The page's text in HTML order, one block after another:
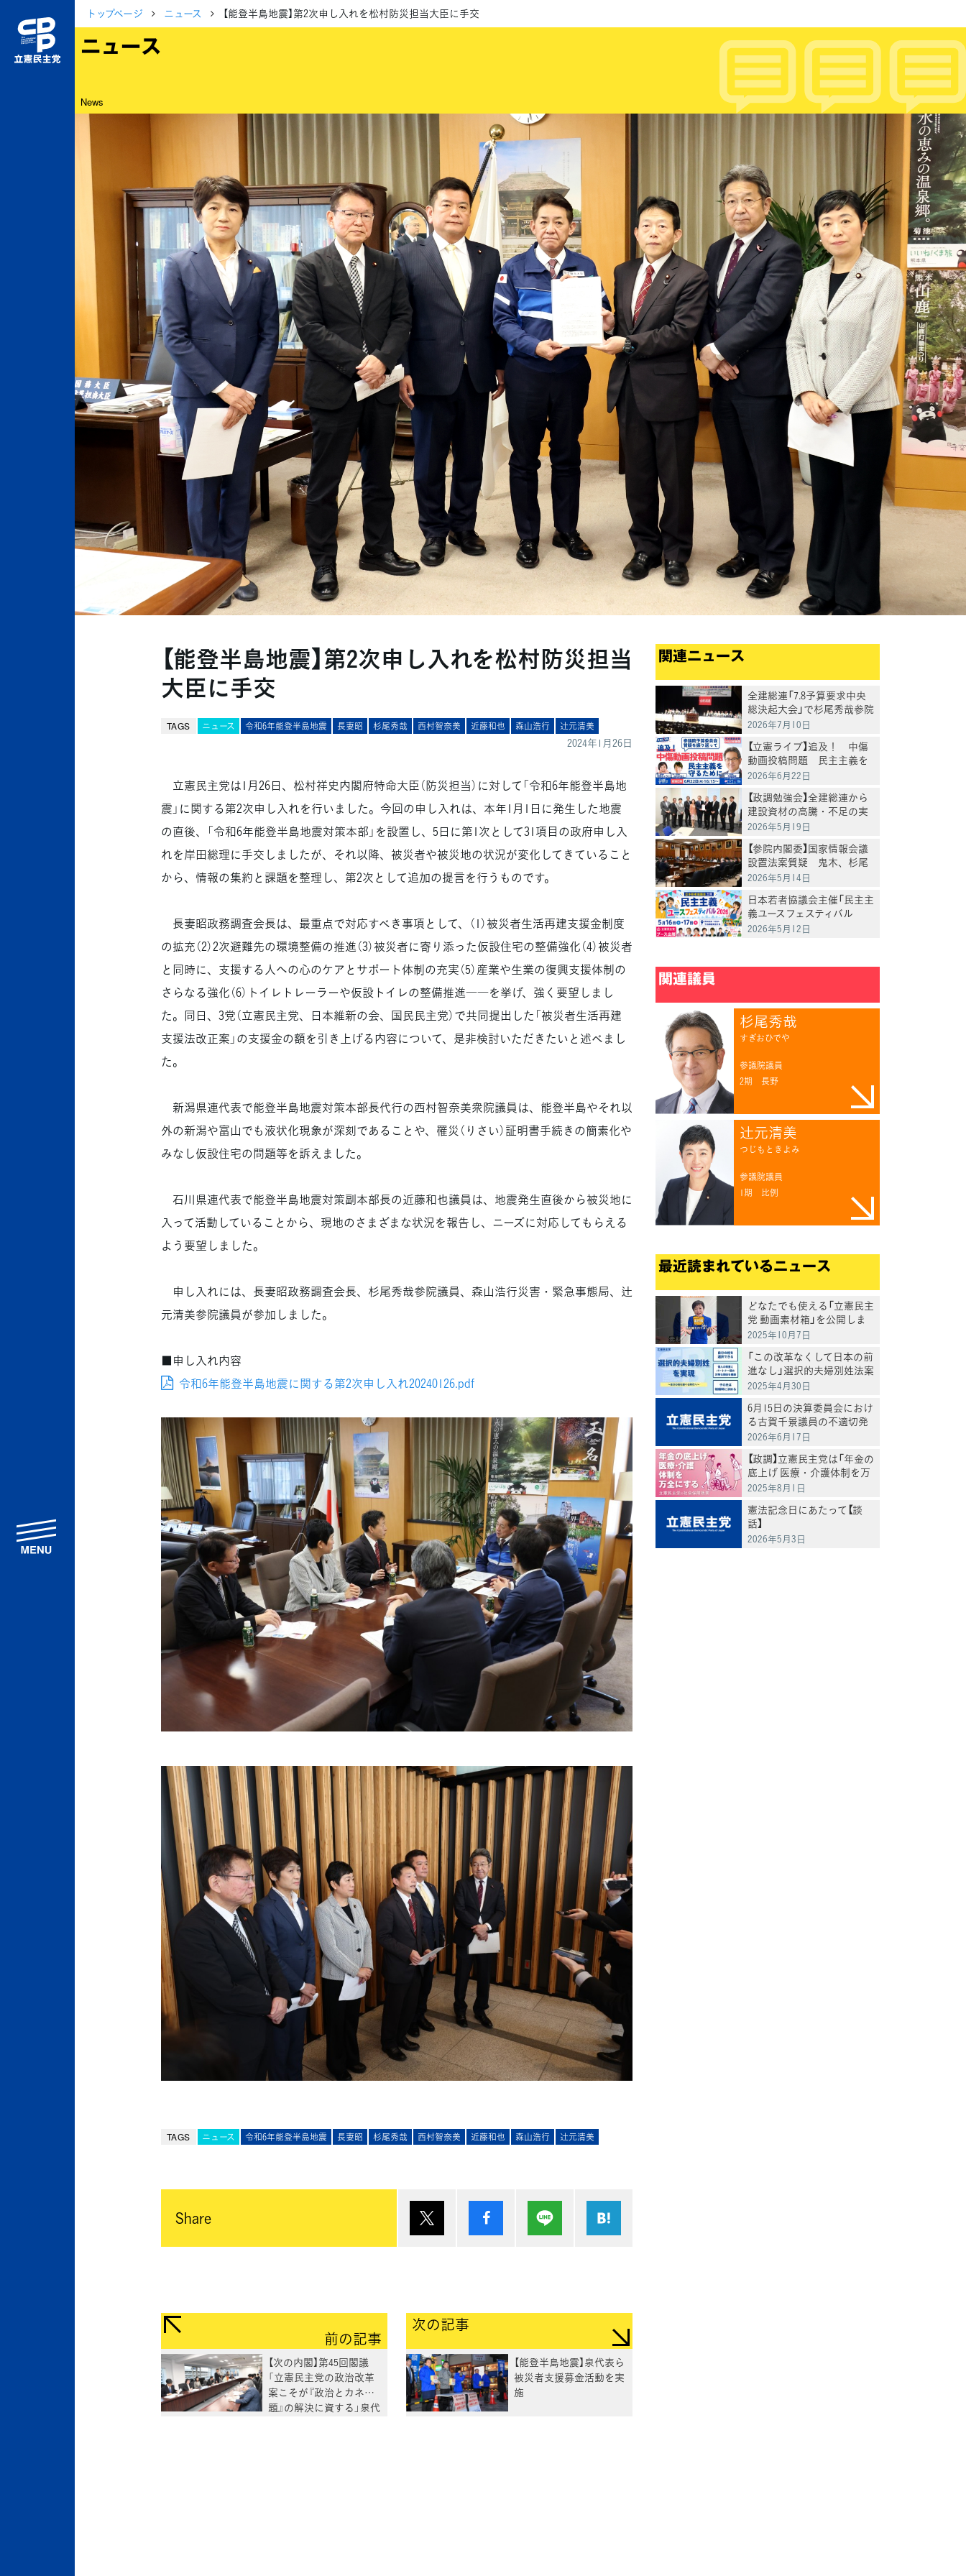
トップページ ニュース 【能登半島地震】第2次申し入れを松村防災担当大臣に手交
ニュース
News
【能登半島地震】第2次申し入れを松村防災担当
大臣に手交
TAGS ニュース 令和6年能登半島地震 長妻昭 杉尾秀哉 西村智奈美 近藤和也 森山浩行 辻󠄀元清美
2024年1月26日
立憲民主党は1月26日、松村祥史内閣府特命大臣（防災担当）に対して「令和6年能登半島地
震」に関する第2次申し入れを行いました。今回の申し入れは、本年1月1日に発生した地震
の直後、「令和6年能登半島地震対策本部」を設置し、5日に第1次として31項目の政府申し入
れを岸田総理に手交しましたが、それ以降、被災者や被災地の状況が変化してきていること
から、情報の集約と課題を整理し、第2次として追加の提言を行うものです。
長妻昭政務調査会長は、最重点で対応すべき事項として、（1）被災者生活再建支援金制度
の拡充（2）2次避難先の環境整備の推進（3）被災者に寄り添った仮設住宅の整備強化（4）被災者
と同時に、支援する人への心のケアとサポート体制の充実（5）産業や生業の復興支援体制の
さらなる強化（6）トイレトレーラーや仮設トイレの整備推進――を挙げ、強く要望しまし
た。同日、3党（立憲民主党、日本維新の会、国民民主党）で共同提出した「被災者生活再建
支援法改正案」の支援金の額を引き上げる内容について、是非検討いただきたいと述べまし
た。
新潟県連代表で能登半島地震対策本部長代行の西村智奈美衆院議員は、能登半島やそれ以
外の新潟や富山でも液状化現象が深刻であることや、罹災（りさい）証明書手続きの簡素化や
みなし仮設住宅の問題等を訴えました。
石川県連代表で能登半島地震対策副本部長の近藤和也議員は、地震発生直後から被災地に
入って活動していることから、現地のさまざまな状況を報告し、ニーズに対応してもらえる
よう要望しました。
申し入れには、長妻昭政務調査会長、杉尾秀哉参院議員、森山浩行災害・緊急事態局、辻
元清美参院議員が参加しました。
■申し入れ内容
令和6年能登半島地震に関する第2次申し入れ20240126.pdf
TAGS ニュース 令和6年能登半島地震 長妻昭 杉尾秀哉 西村智奈美 近藤和也 森山浩行 辻󠄀元清美
Share シェア Lineで送る
前の記事
【次の内閣】第45回閣議
「立憲民主党の政治改革
案こそが『政治とカネ問
題』の解決に資する」泉代
次の記事
【能登半島地震】泉代表ら
被災者支援募金活動を実
施
関連ニュース
全建総連「7.8予算要求中央
総決起大会」で杉尾秀哉参院
議員があいさつ
2026年7月10日
【立憲ライブ】追及！ 中傷
動画投稿問題 民主主義を
守るために 杉尾秀哉×村
2026年6月22日
【政調勉強会】全建総連から
建設資材の高騰・不足の実
態を聴取 86%の事業者が
2026年5月19日
【参院内閣委】国家情報会議
設置法案質疑 鬼木、杉尾
両議員
2026年5月14日
日本若者協議会主催「民主主
義ユースフェスティバル
2026」 立憲民主党ブース出展
2026年5月12日
関連議員
杉尾秀哉
すぎおひでや
参議院議員
2期長野
辻󠄀元清美
つじもときよみ
参議院議員
1期 比例
最近読まれているニュース
どなたでも使える「立憲民主
党 動画素材箱」を公開しま
した
2025年10月7日
「この改革なくして日本の前
進なし」選択的夫婦別姓法案
を提出
2025年4月30日
6月15日の決算委員会におけ
る古賀千景議員の不適切発
言と処分について
2026年6月17日
【政調】立憲民主党は「年金の
底上げ 医療・介護体制を万
全にする」
2025年8月1日
憲法記念日にあたって【談
話】
2026年5月3日